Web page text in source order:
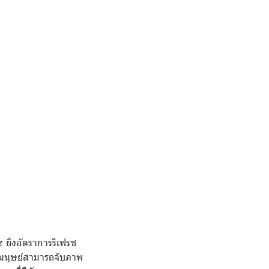
งอัตราการรีเฟรช
นุษย์สามารถจับภาพ